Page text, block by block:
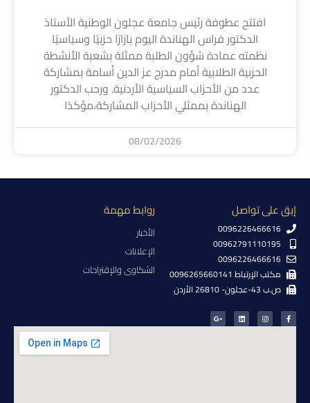
افتتح عطوفة رئيس جامعة عجلون الوطنية الأستاذ
الدكتور فراس الهناندة اليوم بازارًا حزبيًا وسياسيًا
نظمته عمادة شؤون الطلبة ممثلة بشعبة الأنشطة
الحزبية الطلابية أمام مدرج عز الدين أسامة بمشاركة
عدد من الأحزاب السياسية الأردنية. ورحب الدكتور
الهناندة بممثلي الأحزاب المشاركة،مؤكدًا
08/02/2026
إبق على تواصل
0096226466616
00962791110195
0096226466616
مكتب الإرتباط 0096265660141
ص.ب 43-عجلون- 26810 الأردن
روابط مهمة
الأخبار
الإعلانات
الشكاوى والإقتراحات